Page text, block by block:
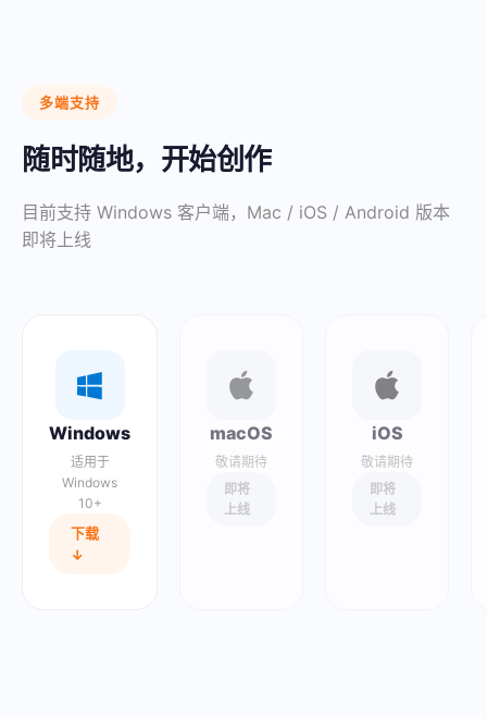
多端支持
随时随地，开始创作
目前支持 Windows 客户端，Mac / iOS / Android 版本
即将上线
Windows
适用于
Windows
10+
下载
↓
macOS
敬请期待
即将
上线
iOS
敬请期待
即将
上线